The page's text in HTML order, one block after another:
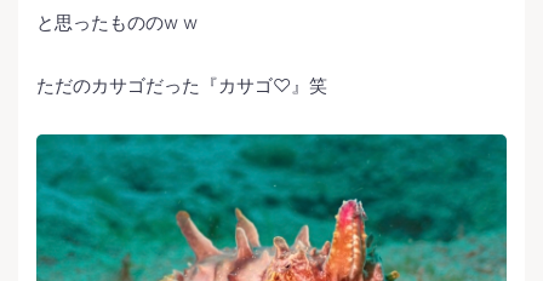
と思ったもののw w
ただのカサゴだった『カサゴ♡』笑